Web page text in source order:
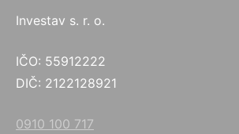
Investav s. r. o.
IČO: 55912222
DIČ: 2122128921
0910 100 717